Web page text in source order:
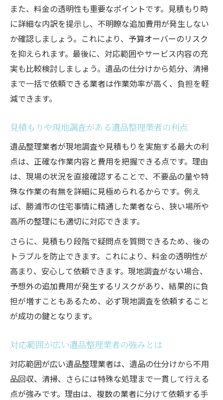
また、料金の透明性も重要なポイントです。見積もり時
に詳細な内訳を提示し、不明瞭な追加費用が発生しない
か確認しましょう。これにより、予算オーバーのリスク
を抑えられます。最後に、対応範囲やサービス内容の充
実も比較検討しましょう。遺品の仕分けから処分、清掃
まで一括で依頼できる業者は作業効率が高く、負担を軽
減できます。
見積もりや現地調査がある遺品整理業者の利点
遺品整理業者が現地調査や見積もりを実施する最大の利
点は、正確な作業内容と費用を把握できる点です。理由
は、現場の状況を直接確認することで、不要品の量や特
殊な作業の有無を詳細に見極められるからです。例え
ば、勝浦市の住宅事情に精通した業者なら、狭い場所や
高所の整理にも適切に対応できます。
さらに、見積もり段階で疑問点を質問できるため、後の
トラブルを防止できます。これにより、料金の透明性が
高まり、安心して依頼できます。現地調査がない場合、
予想外の追加費用が発生するリスクがあり、結果的に負
担が増すこともあるため、必ず現地調査を依頼すること
が成功の鍵となります。
対応範囲が広い遺品整理業者の強みとは
対応範囲が広い遺品整理業者は、遺品の仕分けから不用
品回収、清掃、さらには特殊な処理まで一貫して行える
点が強みです。理由は、複数の業者に分けて依頼する手